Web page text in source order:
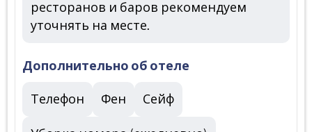
ресторанов и баров рекомендуем
уточнять на месте.
Дополнительно об отеле
Телефон Фен Сейф